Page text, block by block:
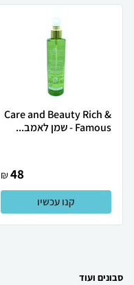
Care and Beauty Rich &
Famous - שמן לאמב...
48
₪
קנו עכשיו
סבונים ועוד